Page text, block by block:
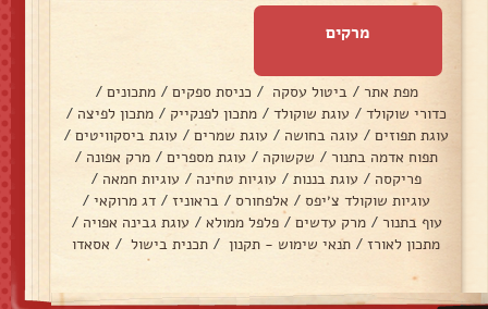
מרקים
מפת אתר / ביטול עסקה / כניסת ספקים / מתכונים /
כדורי שוקולד / עוגת שוקולד / מתכון לפנקייק / מתכון לפיצה /
עוגת תפוזים / עוגה בחושה / עוגת שמרים / עוגת ביסקוויטים/
תפוח אדמה בתנור / שקשוקה / עוגת מספרים / מרק אפונה /
פריקסה / עוגת בננות / עוגיות טחינה / עוגיות חמאה /
עוגיות שוקולד צ׳יפס / אלפחורס / בראוניז / דג מרוקאי /
עוף בתנור / מרק עדשים / פלפל ממולא / עוגת גבינה אפויה /
מתכון לאורז / תנאי שימוש - תקנון / תכנית בישול / אסאדו